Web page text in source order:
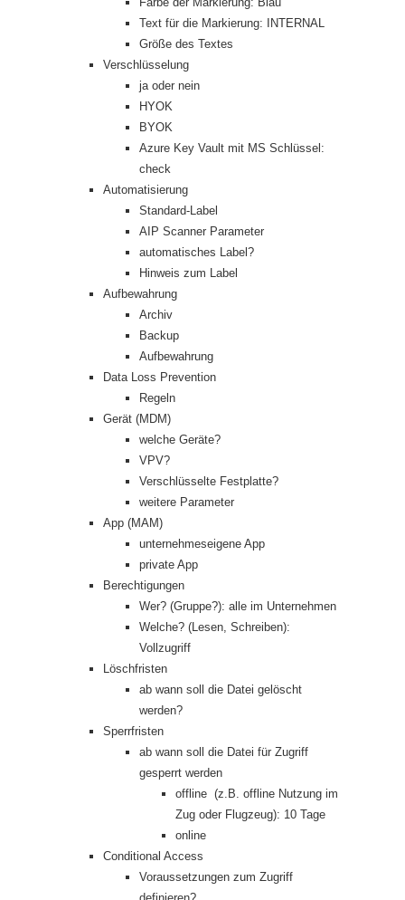
Text für die Markierung: INTERNAL
Größe des Textes
Verschlüsselung
ja oder nein
HYOK
BYOK
Azure Key Vault mit MS Schlüssel:
check
Automatisierung
Standard-Label
AIP Scanner Parameter
automatisches Label?
Hinweis zum Label
Aufbewahrung
Archiv
Backup
Aufbewahrung
Data Loss Prevention
Regeln
Gerät (MDM)
welche Geräte?
VPV?
Verschlüsselte Festplatte?
weitere Parameter
App (MAM)
unternehmeseigene App
private App
Berechtigungen
Wer? (Gruppe?): alle im Unternehmen
Welche? (Lesen, Schreiben):
Vollzugriff
Löschfristen
ab wann soll die Datei gelöscht
werden?
Sperrfristen
ab wann soll die Datei für Zugriff
gesperrt werden
offline (z.B. offline Nutzung im
Zug oder Flugzeug): 10 Tage
online
Conditional Access
Voraussetzungen zum Zugriff